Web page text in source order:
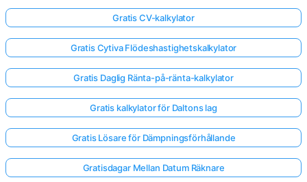
Gratis CV-kalkylator
Gratis Cytiva Flödeshastighetskalkylator
Gratis Daglig Ränta-på-ränta-kalkylator
Gratis kalkylator för Daltons lag
Gratis Lösare för Dämpningsförhållande
Gratisdagar Mellan Datum Räknare